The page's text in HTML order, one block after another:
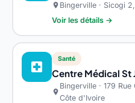
location_on Bingerville · Sicogi
Voir les détails →
local_hospital
Santé
Centre Médical St
location_on
Bingerville · 179
Côte d'Ivoire